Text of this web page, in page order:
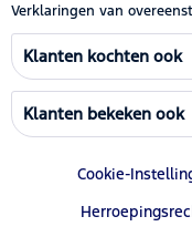
Verklaringen van
Klanten kochten ook
Klanten bekeken ook
Cookie-